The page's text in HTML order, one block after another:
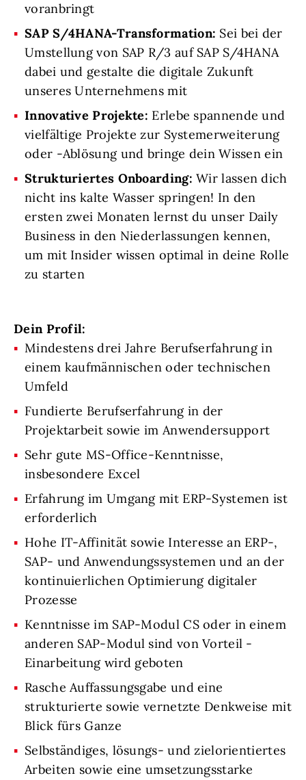
voranbringt
SAP S/4HANA-Transformation: Sei bei der
Umstellung von SAP R/3 auf SAP S/4HANA
dabei und gestalte die digitale Zukunft
unseres Unternehmens mit
Innovative Projekte: Erlebe spannende und
vielfältige Projekte zur Systemerweiterung
oder -Ablösung und bringe dein Wissen ein
Strukturiertes Onboarding: Wir lassen dich
nicht ins kalte Wasser springen! In den
ersten zwei Monaten lernst du unser Daily
Business in den Niederlassungen kennen,
um mit Insider wissen optimal in deine Rolle
zu starten
Dein Profil:
Mindestens drei Jahre Berufserfahrung in
einem kaufmännischen oder technischen
Umfeld
Fundierte Berufserfahrung in der
Projektarbeit sowie im Anwendersupport
Sehr gute MS-Office-Kenntnisse,
insbesondere Excel
Erfahrung im Umgang mit ERP-Systemen ist
erforderlich
Hohe IT-Affinität sowie Interesse an ERP-,
SAP- und Anwendungssystemen und an der
kontinuierlichen Optimierung digitaler
Prozesse
Kenntnisse im SAP-Modul CS oder in einem
anderen SAP-Modul sind von Vorteil -
Einarbeitung wird geboten
Rasche Auffassungsgabe und eine
strukturierte sowie vernetzte Denkweise mit
Blick fürs Ganze
Selbständiges, lösungs- und zielorientiertes
Arbeiten sowie eine umsetzungsstarke